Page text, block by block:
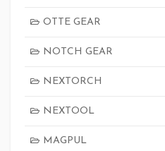
OTTE GEAR
NOTCH GEAR
NEXTORCH
NEXTOOL
MAGPUL